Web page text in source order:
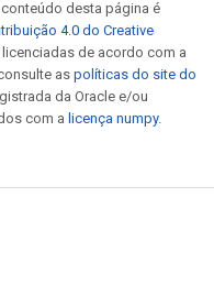
desta página é
4.0 do Creative
de acordo com a
aspolíticas do site do
da Oracle e/ou
com a licença numpy.